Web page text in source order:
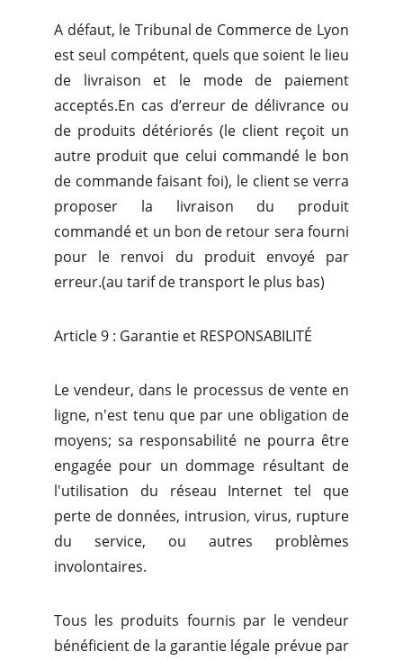
A défaut, le Tribunal de Commerce de Lyon
est seul compétent, quels que soient le lieu
de livraison et le mode de paiement
acceptés.En cas d’erreur de délivrance ou
de produits détériorés (le client reçoit un
autre produit que celui commandé le bon
de commande faisant foi), le client se verra
proposer la livraison du produit
commandé et un bon de retour sera fourni
pour le renvoi du produit envoyé par
erreur.(au tarif de transport le plus bas)
Article 9 : Garantie et RESPONSABILITÉ
Le vendeur, dans le processus de vente en
ligne, n'est tenu que par une obligation de
moyens; sa responsabilité ne pourra être
engagée pour un dommage résultant de
l'utilisation du réseau Internet tel que
perte de données, intrusion, virus, rupture
du service, ou autres problèmes
involontaires.
Tous les produits fournis par le vendeur
bénéficient de la garantie légale prévue par